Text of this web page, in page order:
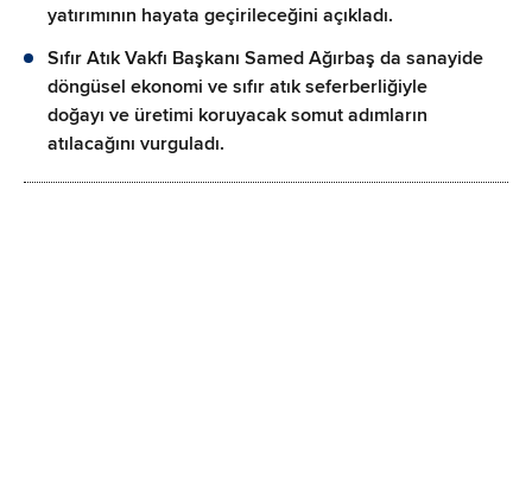
yatırımının hayata geçirileceğini açıkladı.
Sıfır Atık Vakfı Başkanı Samed Ağırbaş da sanayide
döngüsel ekonomi ve sıfır atık seferberliğiyle
doğayı ve üretimi koruyacak somut adımların
atılacağını vurguladı.